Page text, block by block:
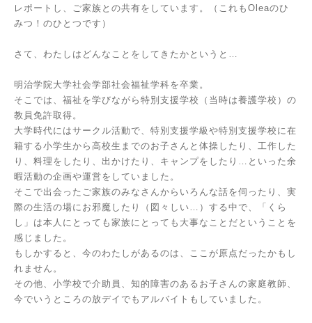
レポートし、ご家族との共有をしています。（これもOleaのひ
みつ！のひとつです）
さて、わたしはどんなことをしてきたかというと…
明治学院大学社会学部社会福祉学科を卒業。
そこでは、福祉を学びながら特別支援学校（当時は養護学校）の
教員免許取得。
大学時代にはサークル活動で、特別支援学級や特別支援学校に在
籍する小学生から高校生までのお子さんと体操したり、工作した
り、料理をしたり、出かけたり、キャンプをしたり…といった余
暇活動の企画や運営をしていました。
そこで出会ったご家族のみなさんからいろんな話を伺ったり、実
際の生活の場にお邪魔したり（図々しい…）する中で、「くら
し」は本人にとっても家族にとっても大事なことだということを
感じました。
もしかすると、今のわたしがあるのは、ここが原点だったかもし
れません。
その他、小学校で介助員、知的障害のあるお子さんの家庭教師、
今でいうところの放デイでもアルバイトもしていました。